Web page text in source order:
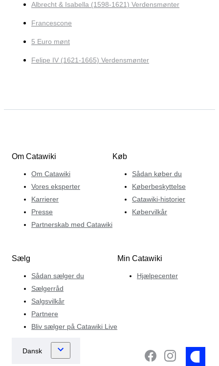
Albrecht & Isabella (1598-1621) Verdensmønter
Francescone
5 Euro mønt
Felipe IV (1621-1665) Verdensmønter
Om Catawiki
Om Catawiki
Vores eksperter
Karrierer
Presse
Partnerskab med Catawiki
Køb
Sådan køber du
Køberbeskyttelse
Catawiki-historier
Købervilkår
Sælg
Sådan sælger du
Sælgerråd
Salgsvilkår
Partnere
Bliv sælger på Catawiki Live
Min Catawiki
Hjælpecenter